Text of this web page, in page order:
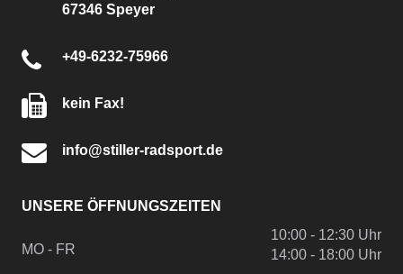
67346 Speyer
+49-6232-75966
kein Fax!
info@stiller-radsport.de
UNSERE ÖFFNUNGSZEITEN
MO - FR
10:00 - 12:30 Uhr
14:00 - 18:00 Uhr